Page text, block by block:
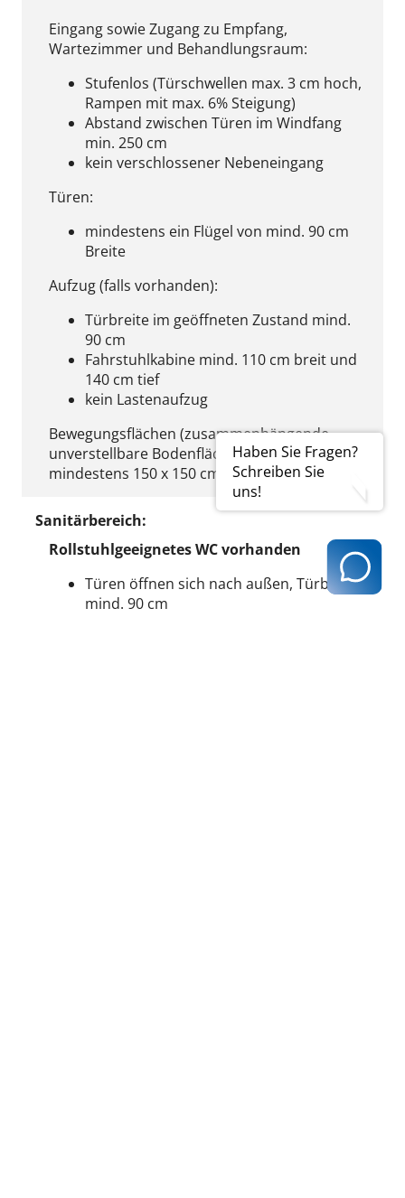
Haben Sie Fragen?
Schreiben Sie
uns!
Eingang sowie Zugang zu Empfang,
Wartezimmer und Behandlungsraum:
Stufenlos (Türschwellen max. 3 cm hoch,
Rampen mit max. 6% Steigung)
Abstand zwischen Türen im Windfang
min. 250 cm
kein verschlossener Nebeneingang
Türen:
mindestens ein Flügel von mind. 90 cm
Breite
Aufzug (falls vorhanden):
Türbreite im geöffneten Zustand mind.
90 cm
Fahrstuhlkabine mind. 110 cm breit und
140 cm tief
kein Lastenaufzug
Bewegungsflächen (zusammenhängende
unverstellbare Bodenfläche) in Räumen
mindestens 150 x 150 cm
Sanitärbereich:
Rollstuhlgeeignetes WC vorhanden
Türen öffnen sich nach außen, Türbreite
mind. 90 cm